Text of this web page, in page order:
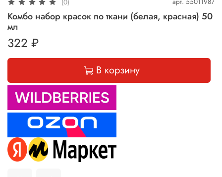
(0)
Комбо набор красок по ткани (белая, красная) 50
мл
322 ₽
В корзину